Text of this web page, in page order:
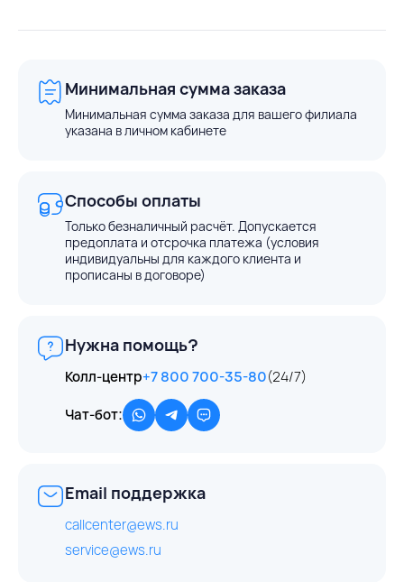
Минимальная сумма заказа
Минимальная сумма заказа для вашего филиала
указана в личном кабинете
Способы оплаты
Только безналичный расчёт. Допускается
предоплата и отсрочка платежа (условия
индивидуальны для каждого клиента и
прописаны в договоре)
Нужна помощь?
Колл-центр+7 800 700-35-80(24/7)
Чат-бот:
Email поддержка
callcenter@ews.ru
service@ews.ru